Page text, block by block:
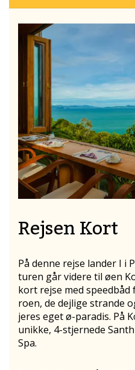
Rejsen Kort
På denne rejse lander I i
turen går videre til øen
kort rejse med speedbåd
roen, de dejlige strande
jeres eget ø-paradis. På
unikke, 4-stjernede
Spa.